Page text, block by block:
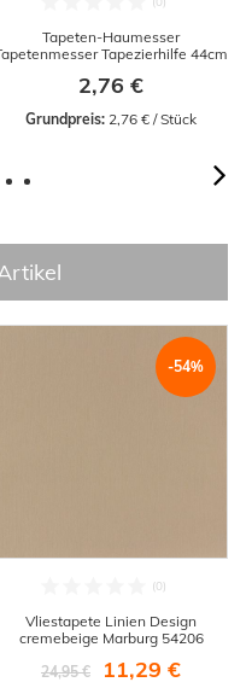
Tapeten-Haumesser
Tapezierhilfe 44cm
2,76 €
Grundpreis: 2,76 € / Stück
-54%
Vliestapete Linien Design
cremebeige Marburg 54206
24,95 €
11,29 €